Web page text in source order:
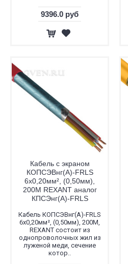
9396.0 руб
Кабель с экраном
КОПСЭВнг(А)-FRLS
6x0,20мм², (0,50мм),
200М REXANT аналог
КПСЭнг(А)-FRLS
Кабель КОПСЭВнг(А)-FRLS
6x0,20мм², (0,50мм), 200М,
REXANT состоит из
однопроволочных жил из
луженой меди, сечение
котор..